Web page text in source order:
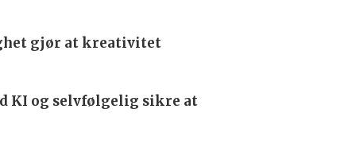
gjør at kreativitet
KI og selvfølgelig sikre at